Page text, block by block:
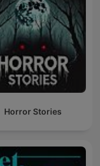
Horror Stories